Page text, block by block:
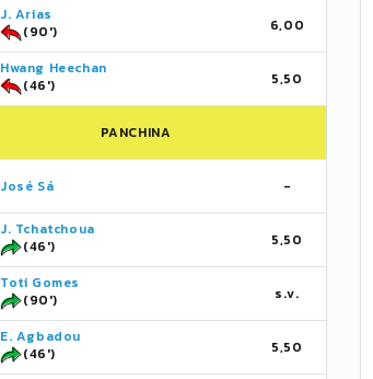
J. Arias
(90')
6,00
Hwang Heechan
(46')
5,50
PANCHINA
José Sá -
J. Tchatchoua
(46')
5,50
Toti Gomes
(90')
s.v.
E. Agbadou
(46')
5,50